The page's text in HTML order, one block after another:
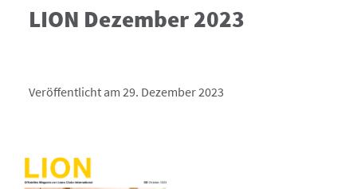
LION Dezember 2023
Veröffentlicht am 29. Dezember 2023